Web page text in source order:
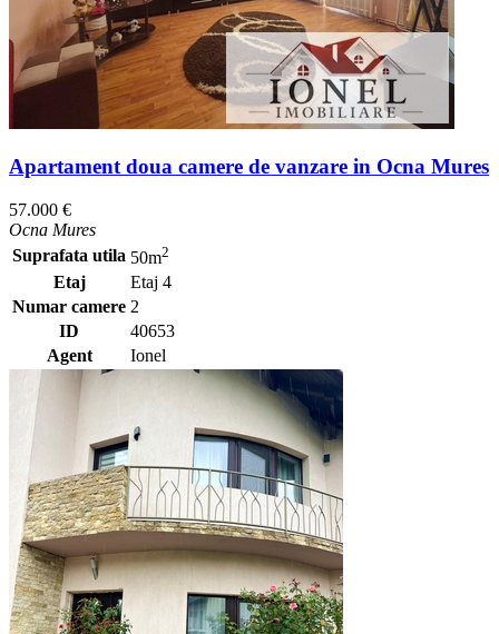
Apartament doua camere de vanzare in Ocna Mures
57.000 €
Ocna Mures
Suprafata utila 50m2
Etaj
Etaj 4
Numar camere 2
ID
40653
Agent
Ionel